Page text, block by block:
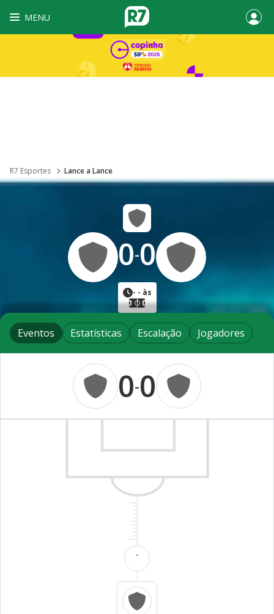
MENU
R7 Esportes Lance a Lance
0-0
- - às
Eventos Estatísticas Escalação Jogadores
0-0
´